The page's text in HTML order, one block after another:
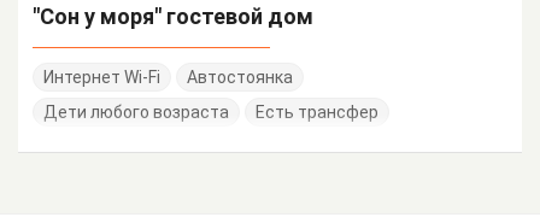
"Сон у моря" гостевой дом
Интернет Wi-Fi
Автостоянка
Дети любого возраста
Есть трансфер